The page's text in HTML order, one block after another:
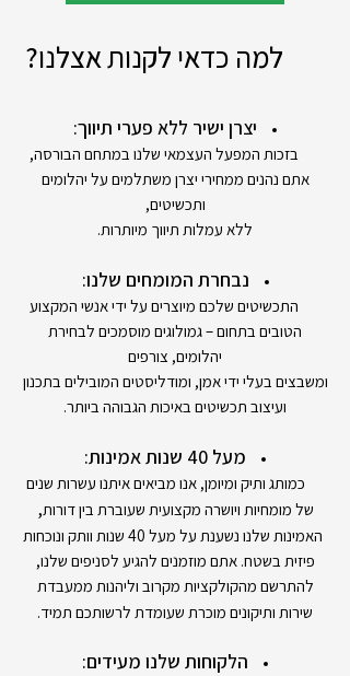
למה כדאי לקנות אצלנו?
יצרן ישיר ללא פערי תיווך:
בזכות המפעל העצמאי שלנו במתחם הבורסה,
אתם נהנים ממחירי יצרן משתלמים על יהלומים
ותכשיטים,
ללא עמלות תיווך מיותרות.
נבחרת המומחים שלנו:
התכשיטים שלכם מיוצרים על ידי אנשי המקצוע
הטובים בתחום – גמולוגים מוסמכים לבחירת
יהלומים, צורפים
ומשבצים בעלי ידי אמן, ומודליסטים המובילים בתכנון
ועיצוב תכשיטים באיכות הגבוהה ביותר.
מעל 40 שנות אמינות:
כמותג ותיק ומיומן, אנו מביאים איתנו עשרות שנים
של מומחיות ויושרה מקצועית שעוברת בין דורות,
האמינות שלנו נשענת על מעל 40 שנות וותק ונוכחות
פיזית בשטח. אתם מוזמנים להגיע לסניפים שלנו,
להתרשם מהקולקציות מקרוב וליהנות ממעבדת
שירות ותיקונים מוכרת שעומדת לרשותכם תמיד.
הלקוחות שלנו מעידים: